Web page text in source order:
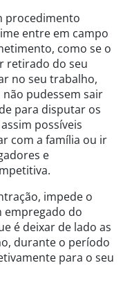
procedimento
entre em campo
como se o
retirado do seu
no seu trabalho,
não pudessem sair
para disputar os
possíveis
com a família ou ir
e
impede o
empregado do
é deixar de lado as
durante o período
para o seu